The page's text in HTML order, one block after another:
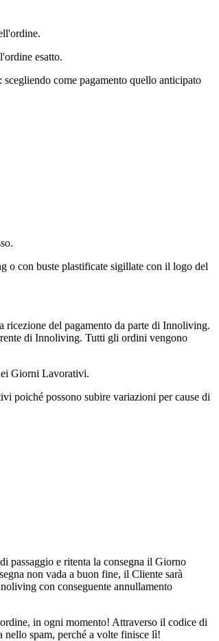
esatto.
come pagamento quello anticipato
o con buste plastificate sigillate con il logo del
del pagamento da parte di Innoliving.
di Innoliving. Tutti gli ordini vengono
Giorni Lavorativi.
poiché possono subire variazioni per cause di
passaggio e ritenta la consegna il Giorno
non vada a buon fine, il Cliente sarà
con conseguente annullamento
in ogni momento! Attraverso il codice di
nello spam, perché a volte finisce lì!